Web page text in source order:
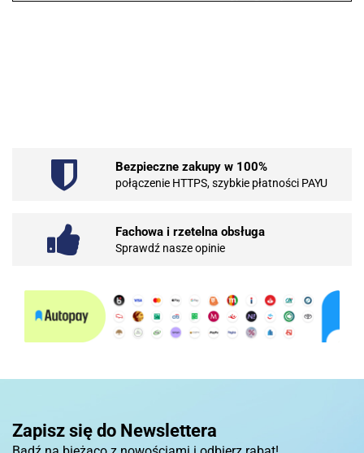
101 INC
Bezpieczne zakupy w 100%
połączenie HTTPS, szybkie płatności PAYU
Fachowa i rzetelna obsługa
Sprawdź nasze opinie
Zapisz się do Newslettera